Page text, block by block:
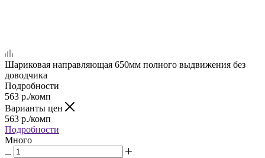
Шариковая направляющая 650мм полного выдвижения без
доводчика
Подробности
563 р./комп
Варианты цен
563 р./комп
Подробности
Много